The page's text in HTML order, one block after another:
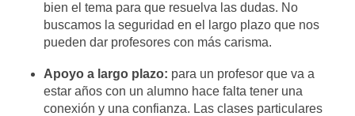
bien el tema para que resuelva las dudas. No
buscamos la seguridad en el largo plazo que nos
pueden dar profesores con más carisma.
Apoyo a largo plazo: para un profesor que va a
estar años con un alumno hace falta tener una
conexión y una confianza. Las clases particulares